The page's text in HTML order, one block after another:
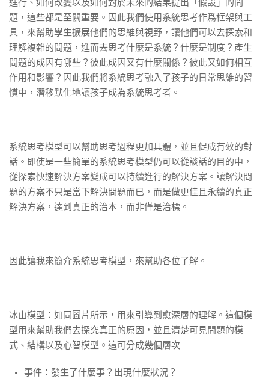
進行、如何改變以及如何對於未來的結果提出「假設」的問
題，這些都是至關重要。因此我們使用系統思考作爲框架與工
具，來幫助學生擴展他們的思維與視野，讓他們可以去探索和
理解複雜的問題，進而去思考什麼是系統？什麼是制度？產生
問題的成因有哪些？彼此成因又有什麼關係？彼此又如何相互
作用和影響？因此我們將系統思考融入了孩子的日常思維的習
慣中，潛移默化地讓孩子成為系統思考者。
系統思考模型可以幫助思考過程更加具體，並且促成有效的對
話。即使是一些簡單的系統思考模型仍可以從談話的目的中，
從探索快速解決方案變成可以持續進行的解決方案。讓解決問
題的方案不只是當下解決問題而已，而是做更佳且永續的真正
解決方案，達到真正的治本，而非僅是治標。
因此讓我來簡介系統思考模型，來幫助各位了解。
冰山模型：如同圖片所示，用來引導到愈深層的理解。這個模
型用來幫助我們去探究真正的原因，並且清楚可見問題的模
式、結構以及心智模型。這可分成幾個層次
事件：發生了什麼事？出現什麼狀況？